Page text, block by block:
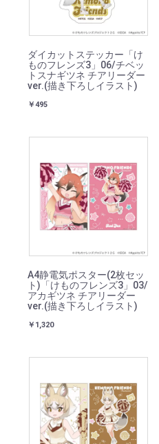
ダイカットステッカー「け
ものフレンズ3」06/チベッ
トスナギツネ チアリーダー
ver.(描き下ろしイラスト)
￥495
A4静電気ポスター(2枚セッ
ト)「けものフレンズ3」03/
アカギツネ チアリーダー
ver.(描き下ろしイラスト)
￥1,320